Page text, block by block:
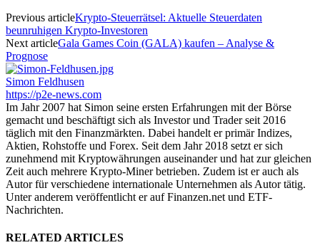
Previous articleKrypto-Steuerrätsel: Aktuelle Steuerdaten
beunruhigen Krypto-Investoren
Next articleGala Games Coin (GALA) kaufen – Analyse &
Prognose
Simon Feldhusen
https://p2e-news.com
Im Jahr 2007 hat Simon seine ersten Erfahrungen mit der Börse
gemacht und beschäftigt sich als Investor und Trader seit 2016
täglich mit den Finanzmärkten. Dabei handelt er primär Indizes,
Aktien, Rohstoffe und Forex. Seit dem Jahr 2018 setzt er sich
zunehmend mit Kryptowährungen auseinander und hat zur gleichen
Zeit auch mehrere Krypto-Miner betrieben. Zudem ist er auch als
Autor für verschiedene internationale Unternehmen als Autor tätig.
Unter anderem veröffentlicht er auf Finanzen.net und ETF-
Nachrichten.
RELATED ARTICLES